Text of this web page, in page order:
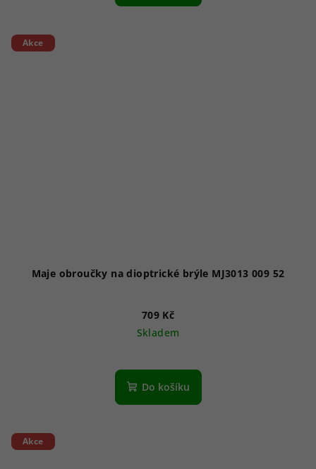
Akce
Maje obroučky na dioptrické brýle MJ3013 009 52
709 Kč
Skladem
Do košíku
Akce